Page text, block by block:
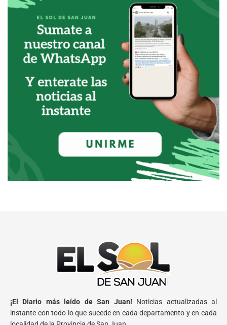
¡El Diario más leído de San Juan! Noticias actualizadas al
instante con todo lo que sucede en cada departamento y en cada